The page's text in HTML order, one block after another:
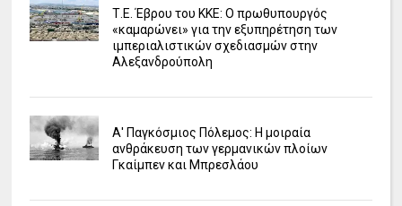
Τ.Ε. Έβρου του ΚΚΕ: Ο πρωθυπουργός
«καμαρώνει» για την εξυπηρέτηση των
ιμπεριαλιστικών σχεδιασμών στην
Αλεξανδρούπολη
Α' Παγκόσμιος Πόλεμος: Η μοιραία
ανθράκευση των γερμανικών πλοίων
Γκαίμπεν και Μπρεσλάου